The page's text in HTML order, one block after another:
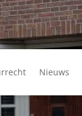
Nieuws